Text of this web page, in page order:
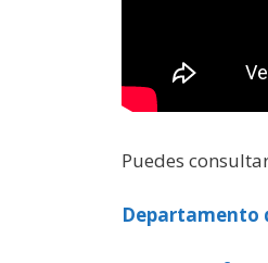
Puedes
Departamento